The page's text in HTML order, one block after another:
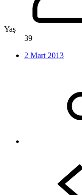
Yaş
39
2 Mart 2013